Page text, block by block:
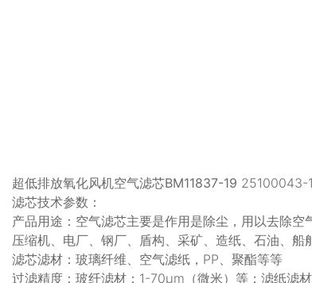
超低排放氧化风机空气滤芯BM11837-19 25100043-
滤芯技术参数：
产品用途：空气滤芯主要是作用是除尘，用以去除
压缩机、电厂、钢厂、盾构、采矿、造纸、石油、船
滤芯滤材：玻璃纤维、空气滤纸，PP、聚酯等等
过滤精度：玻纤滤材：1-70μm（微米）等；滤纸滤